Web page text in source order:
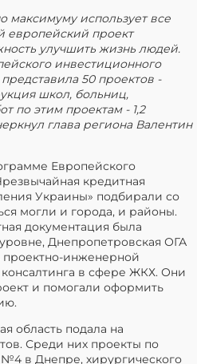
максимуму использует все
европейский проект
улучшить жизнь людей.
инвестиционного
50 проектов -
школ, больниц,
по этим проектам - 1,2
глава региона Валентин
Европейского
кредитная
Украины» подбирали со
могли и города, и районы.
документация была
Днепропетровская ОГА
проектно-инженерной
в сфере ЖКХ. Они
и помогали оформить
область подала на
Среди них проекты по
в Днепре, хирургического